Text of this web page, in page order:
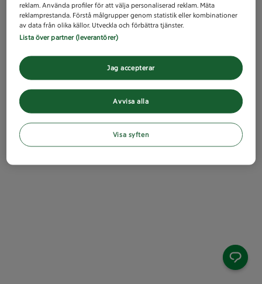
reklam. Använda profiler för att välja personaliserad reklam. Mäta
reklamprestanda. Förstå målgrupper genom statistik eller kombinationer
av data från olika källor. Utveckla och förbättra tjänster.
Lista över partner (leverantörer)
Avvisa alla
Jag accepterar
Visa syften